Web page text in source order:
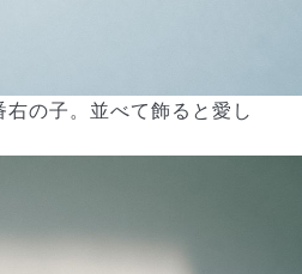
の子。並べて飾ると愛し